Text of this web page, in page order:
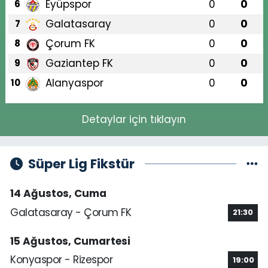
6 Eyüpspor 0 0
7 Galatasaray 0 0
8 Çorum FK 0 0
9 Gaziantep FK 0 0
10 Alanyaspor 0 0
Detaylar için tıklayın
Süper Lig Fikstür
14 Ağustos, Cuma
Galatasaray - Çorum FK
21:30
15 Ağustos, Cumartesi
Konyaspor - Rizespor
19:00